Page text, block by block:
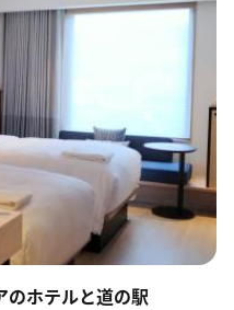
のホテルと道の駅